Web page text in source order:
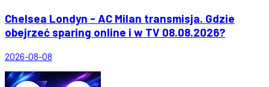
Chelsea Londyn - AC Milan transmisja. Gdzie
obejrzeć sparing online i w TV 08.08.2026?
2026-08-08